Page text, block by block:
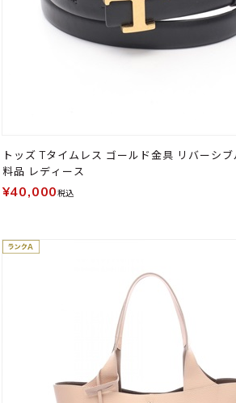
トッズ Tタイムレス ゴールド金具 リバーシ
料品 レディース
¥40,000税込